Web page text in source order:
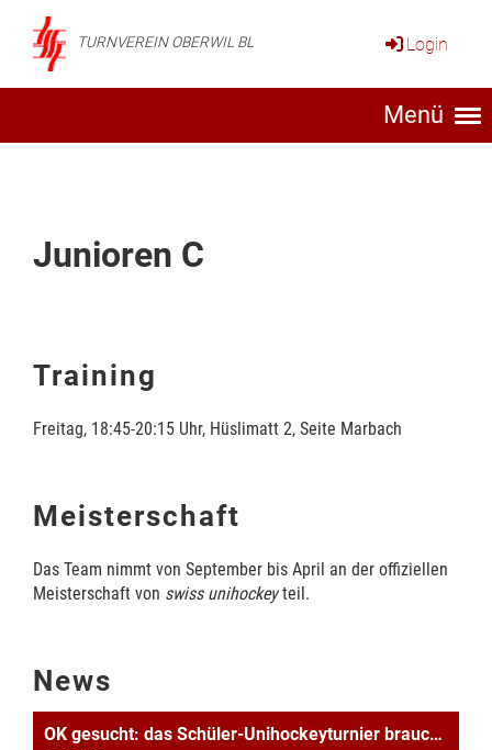
TURNVEREIN OBERWIL BL Login
Menü
Junioren C
Training
Freitag, 18:45-20:15 Uhr, Hüslimatt 2, Seite Marbach
Meisterschaft
Das Team nimmt von September bis April an der offiziellen
Meisterschaft von swiss unihockeyteil.
News
OK gesucht: das Schüler-Unihockeyturnier braucht Unterstützung!